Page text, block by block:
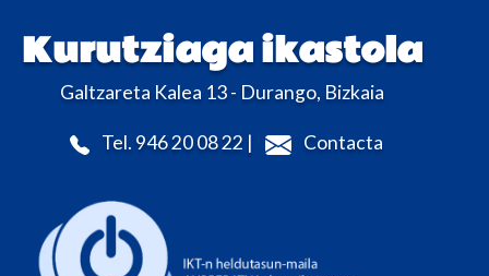
Kurutziaga ikastola
Galtzareta Kalea 13 - Durango, Bizkaia
Tel. 946 20 08 22 | Contacta